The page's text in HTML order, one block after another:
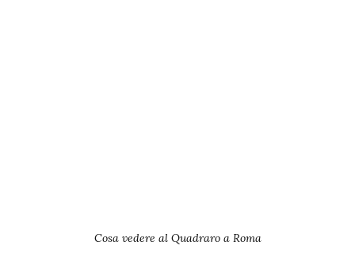
Cosa vedere al Quadraro a Roma